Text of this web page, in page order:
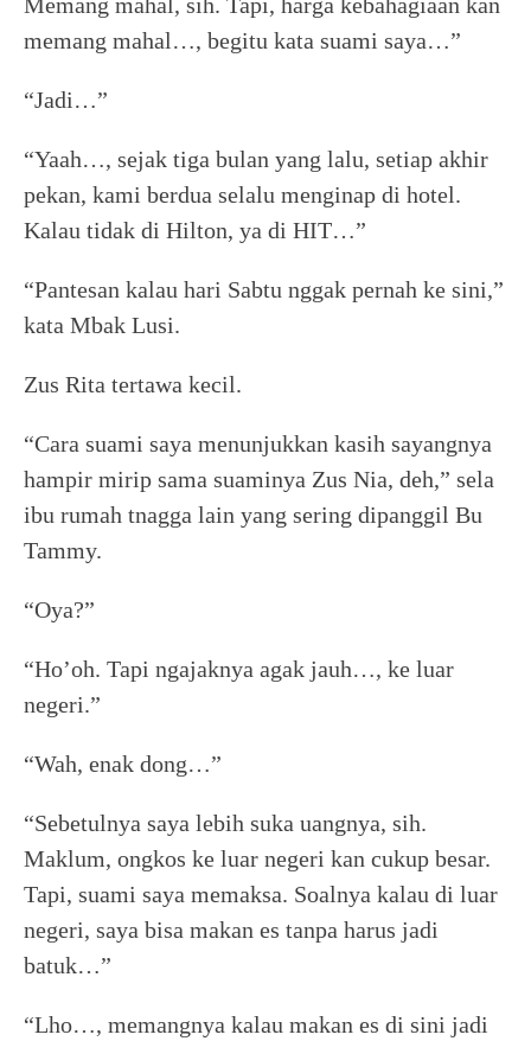
memang mahal…, begitu kata suami saya…”
“Jadi…”
“Yaah…, sejak tiga bulan yang lalu, setiap akhir
pekan, kami berdua selalu menginap di hotel.
Kalau tidak di Hilton, ya di HIT…”
“Pantesan kalau hari Sabtu nggak pernah ke sini,”
kata Mbak Lusi.
Zus Rita tertawa kecil.
“Cara suami saya menunjukkan kasih sayangnya
hampir mirip sama suaminya Zus Nia, deh,” sela
ibu rumah tnagga lain yang sering dipanggil Bu
Tammy.
“Oya?”
“Ho’oh. Tapi ngajaknya agak jauh…, ke luar
negeri.”
“Wah, enak dong…”
“Sebetulnya saya lebih suka uangnya, sih.
Maklum, ongkos ke luar negeri kan cukup besar.
Tapi, suami saya memaksa. Soalnya kalau di luar
negeri, saya bisa makan es tanpa harus jadi
batuk…”
“Lho…, memangnya kalau makan es di sini jadi